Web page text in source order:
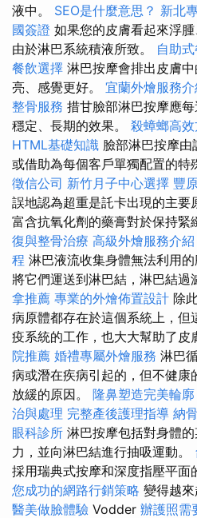
液中。 SEO是什麼意思？ 新北
國簽證 如果您的皮膚看起來浮
由於淋巴系統積液所致。 自助
餐飲選擇 淋巴按摩會排出皮膚
亮、感覺更好。 宜蘭外燴服務介
整骨服務 措甘臉部淋巴按摩應
穩定、長期的效果。 殺蟑螂高
HTML基礎知識 臉部淋巴按摩
或借助為每個客戶單獨配置的特
徵信公司 新竹月子中心選擇 豐
誤地認為超重是託卡出現的主要
富含抗氧化劑的藥膏對於保持緊
復與整骨治療 高級外燴服務介紹
程 淋巴液流收集身體無法利用
將它們運送到淋巴結，淋巴結過
拿推薦 專業的外燴佈置設計 除
病原體都存在於這個系統上，但
疫系統的工作，也大大幫助了皮
院推薦 婚禮專屬外燴服務 淋巴
病或潛在疾病引起的，但不健康
放緩的原因。 隆鼻塑造完美輪廓
治與處理 完整產後護理指導 納
眼科診所 淋巴按摩包括對身體
力，並向淋巴結進行抽吸運動。
採用瑞典式按摩和深度指壓平
您成功的網路行銷策略 變得越
醫美做臉體驗 Vodder 辦護照需